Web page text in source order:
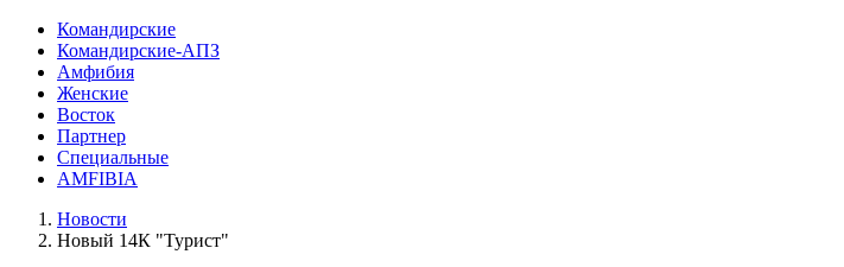
Командирские
Командирские-АПЗ
Амфибия
Женские
Восток
Партнер
Специальные
AMFIBIA
Новости
Новый 14К "Турист"